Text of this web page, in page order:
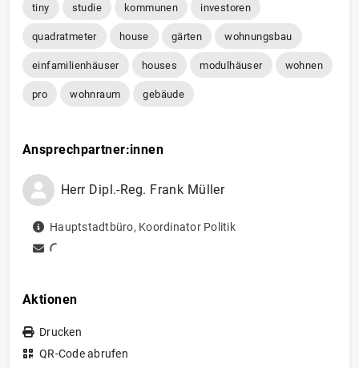
tiny studie kommunen investoren
quadratmeter house gärten wohnungsbau
einfamilienhäuser houses modulhäuser wohnen
pro wohnraum gebäude
Ansprechpartner:innen
Herr Dipl.-Reg. Frank Müller
Hauptstadtbüro, Koordinator Politik
Aktionen
Drucken
QR-Code abrufen